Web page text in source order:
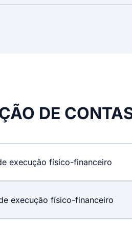
DE
execução físico-financeiro
execução físico-financeiro